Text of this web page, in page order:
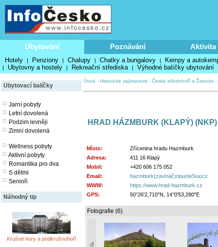
Ubytování Poznávání Aktivita
Hotely | Penziony | Chalupy | Chatky a bungalovy | Kempy a
| Ubytovny a hostely | Rekreační střediska | Výhodné balíčky ubytování
Ubytovací balíčky
Jarní pobyty
Letní dovolená
Podzim levněji
Zimní dovolená
Wellness pobyty
Aktivní pobyty
Romantika pro dva
S dětmi
Senioři
Náhodný tip
Krušné hory a podkrušnohoří
Úvod - Historické zajímavosti - České středohoří a Žatecko -
HRAD HÁZMBURK (KLAPÝ) (NKP)
Místo:
Zřícenina hradu Hazmburk
Adresa:
411 16 Klapý
Mobil:
+420 606 175 052
Email:
hazmburk(zavináč)npu(tečka)cz
WWW:
https://www.hrad-hazmburk.cz
GPS:
50°26'2,710"N, 14°0'53,280"E
Fotografie (6)